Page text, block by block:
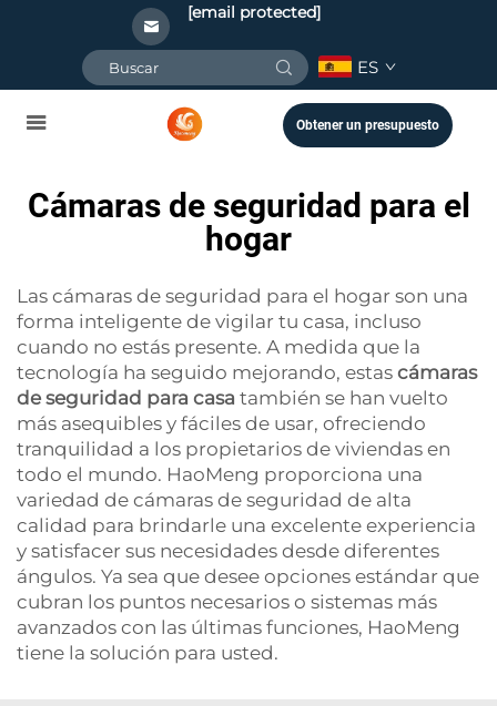
[email protected]
ES
Obtener un presupuesto
Cámaras de seguridad para el
hogar
Las cámaras de seguridad para el hogar son una
forma inteligente de vigilar tu casa, incluso
cuando no estás presente. A medida que la
tecnología ha seguido mejorando, estas cámaras
de seguridad para casa también se han vuelto
más asequibles y fáciles de usar, ofreciendo
tranquilidad a los propietarios de viviendas en
todo el mundo. HaoMeng proporciona una
variedad de cámaras de seguridad de alta
calidad para brindarle una excelente experiencia
y satisfacer sus necesidades desde diferentes
ángulos. Ya sea que desee opciones estándar que
cubran los puntos necesarios o sistemas más
avanzados con las últimas funciones, HaoMeng
tiene la solución para usted.